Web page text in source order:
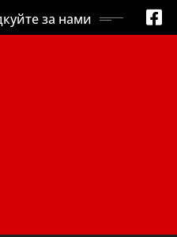
за нами